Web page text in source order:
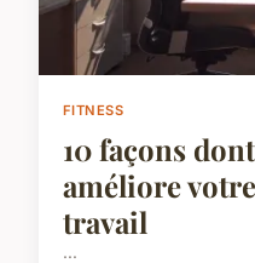
FITNESS
10 façons
améliore
travail
...